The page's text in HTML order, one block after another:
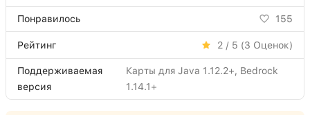
Понравилось 155
Рейтинг 2 / 5 (3 Оценок)
Поддерживаемая
версия
Карты для Java 1.12.2+, Bedrock
1.14.1+